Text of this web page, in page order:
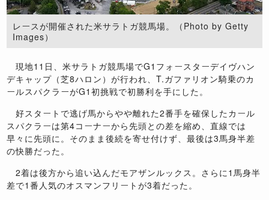
レースが開催された米サラトガ競馬場。（Photo by Getty
Images）
現地11日、米サラトガ競馬場でG1フォースターデイヴハン
デキャップ（芝8ハロン）が行われ、T.ガファリオン騎乗のカ
ールスパクラーがG1初挑戦で初勝利を手にした。
好スタートで逃げ馬からやや離れた2番手を確保したカール
スパクラーは第4コーナーから先頭との差を縮め、直線では
早々に先頭に。そのまま後続を寄せ付けず、最後は3馬身半差
の快勝だった。
2着は後方から追い込んだモアザンルックス。さらに1馬身半
差で1番人気のオスマンフリートが3着だった。